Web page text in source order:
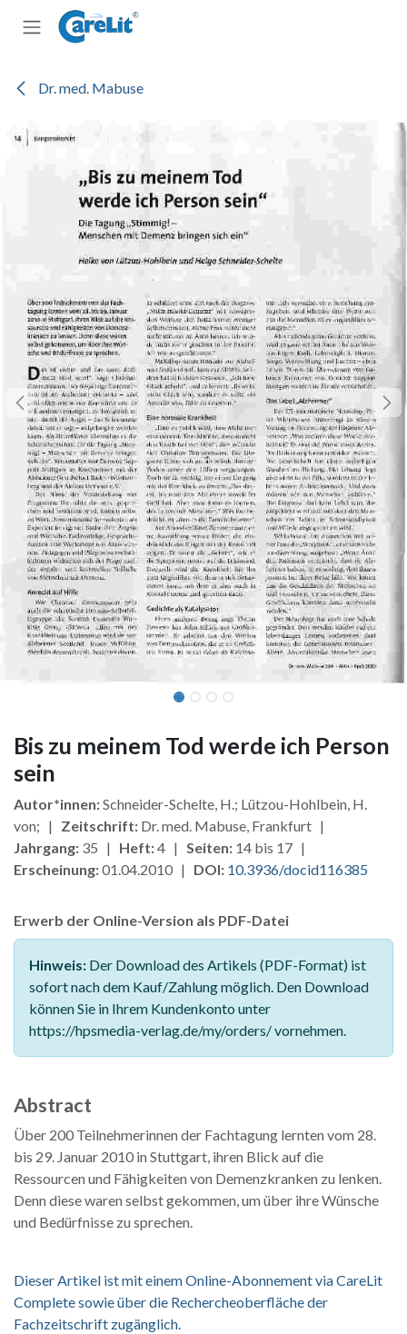
Zum Inhalt springen
Dr. med. Mabuse
Bis zu meinem Tod werde ich Person
sein
Autor*innen:Schneider-Schelte, H.; Lützou-Hohlbein, H.
von; | Zeitschrift: Dr. med. Mabuse, Frankfurt |
Jahrgang: 35 | Heft:4 | Seiten: 14 bis 17 |
Erscheinung:01.04.2010 | DOI: 10.3936/docid116385
Erwerb der Online-Version als PDF-Datei
Hinweis: Der Download des Artikels (PDF-Format) ist
sofort nach dem Kauf/Zahlung möglich. Den Download
können Sie in Ihrem Kundenkonto unter
https://hpsmedia-verlag.de/my/orders/ vornehmen.
Abstract
Über 200 Teilnehmerinnen der Fachtagung lernten vom 28.
bis 29. Januar 2010 in Stuttgart, ihren Blick auf die
Ressourcen und Fähigkeiten von Demenzkranken zu lenken.
Denn diese waren selbst gekommen, um über ihre Wünsche
und Bedürfnisse zu sprechen.
Dieser Artikel ist mit einem Online-Abonnement via CareLit
Complete sowie über die Rechercheoberfläche der
Fachzeitschrift zugänglich.